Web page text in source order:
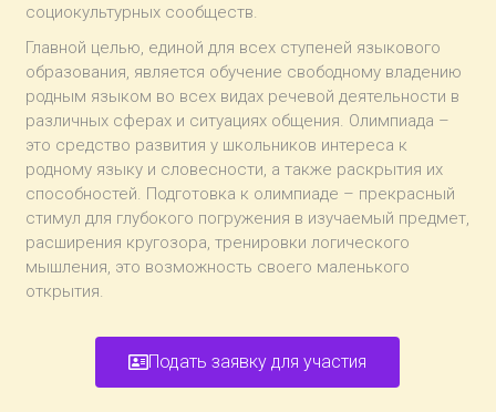
социокультурных сообществ.
Главной целью, единой для всех ступеней языкового
образования, является обучение свободному владению
родным языком во всех видах речевой деятельности в
различных сферах и ситуациях общения. Олимпиада –
это средство развития у школьников интереса к
родному языку и словесности, а также раскрытия их
способностей. Подготовка к олимпиаде – прекрасный
стимул для глубокого погружения в изучаемый предмет,
расширения кругозора, тренировки логического
мышления, это возможность своего маленького
открытия.
Подать заявку для участия